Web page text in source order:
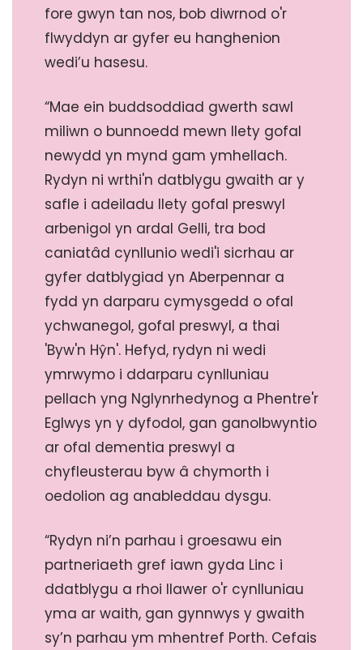
fore gwyn tan nos, bob diwrnod o'r
flwyddyn ar gyfer eu hanghenion
wedi’u hasesu.
“Mae ein buddsoddiad gwerth sawl
miliwn o bunnoedd mewn llety gofal
newydd yn mynd gam ymhellach.
Rydyn ni wrthi'n datblygu gwaith ar y
safle i adeiladu llety gofal preswyl
arbenigol yn ardal Gelli, tra bod
caniatâd cynllunio wedi'i sicrhau ar
gyfer datblygiad yn Aberpennar a
fydd yn darparu cymysgedd o ofal
ychwanegol, gofal preswyl, a thai
'Byw'n Hŷn'. Hefyd, rydyn ni wedi
ymrwymo i ddarparu cynlluniau
pellach yng Nglynrhedynog a Phentre'r
Eglwys yn y dyfodol, gan ganolbwyntio
ar ofal dementia preswyl a
chyfleusterau byw â chymorth i
oedolion ag anableddau dysgu.
“Rydyn ni’n parhau i groesawu ein
partneriaeth gref iawn gyda Linc i
ddatblygu a rhoi llawer o'r cynlluniau
yma ar waith, gan gynnwys y gwaith
sy’n parhau ym mhentref Porth. Cefais